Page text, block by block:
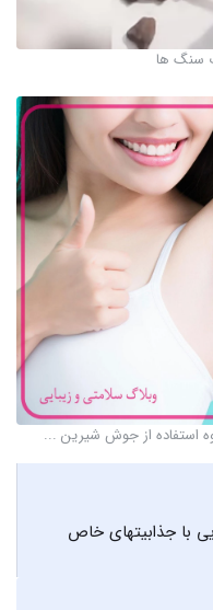
سنگ ها
استفاده از جوش شیرین ...